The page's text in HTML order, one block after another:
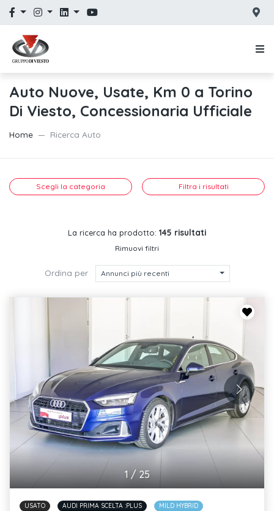
Auto Nuove, Usate, Km 0 a Torino
Di Viesto, Concessionaria Ufficiale
Home Ricerca Auto
Scegli la categoria Filtra i risultati
La ricerca ha prodotto: 145 risultati
Rimuovi filtri
Ordina per Annunci più recenti
1/ 25
USATO AUDI PRIMA SCELTA :PLUS MILD HYBRID